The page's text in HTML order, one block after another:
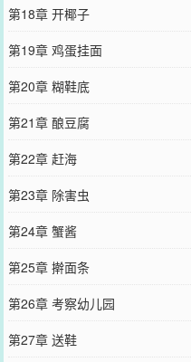
第18章 开椰子
第19章 鸡蛋挂面
第20章 糊鞋底
第21章 酿豆腐
第22章 赶海
第23章 除害虫
第24章 蟹酱
第25章 擀面条
第26章 考察幼儿园
第27章 送鞋